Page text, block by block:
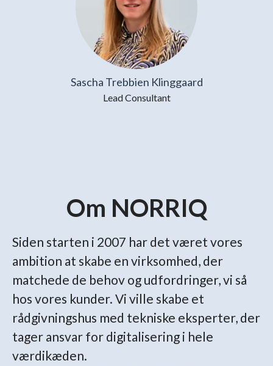
Sascha Trebbien Klinggaard
Lead Consultant
Om NORRIQ
Siden starten i 2007 har det været vores
ambition at skabe en virksomhed, der
matchede de behov og udfordringer, vi så
hos vores kunder. Vi ville skabe et
rådgivningshus med tekniske eksperter, der
tager ansvar for digitalisering i hele
værdikæden.